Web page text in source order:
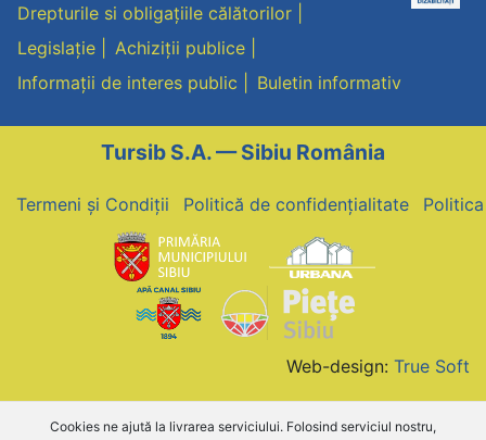
Drepturile si obligațiile călătorilor
Legislație
Achiziții publice
Informații de interes public
Buletin informativ
Tursib S.A. — Sibiu România
Termeni și Condiții Politică de confidențialitate
Web-design: True Soft
Cookies ne ajută la livrarea serviciului. Folosind serviciul nostru,